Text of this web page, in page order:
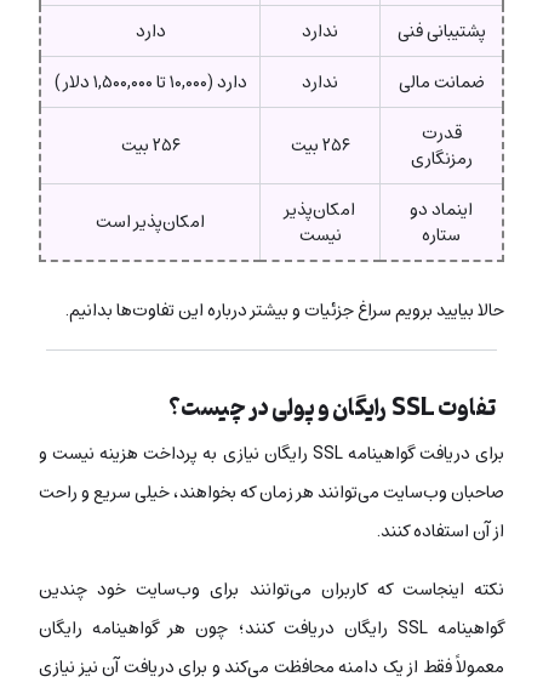
پشتیبانی فنی
ندارد
دارد
ضمانت مالی
ندارد
دارد (۱۰,۰۰۰ تا ۱,۵۰۰,۰۰۰ دلار)
قدرت
رمزنگاری ۲۵۶ بیت
۲۵۶ بیت
اینماد دو
ستاره
امکان‌پذیر
نیست امکان‌پذیر است
حالا بیایید برویم سراغ جزئیات و بیشتر درباره این تفاوت‌ها بدانیم.
تفاوت SSL رایگان و پولی در چیست؟
برای دریافت گواهینامه SSL رایگان نیازی به پرداخت هزینه نیست و
صاحبان وب‌سایت می‌توانند هر زمان که بخواهند، خیلی سریع و راحت
از آن استفاده کنند.
نکته اینجاست که کاربران می‌توانند برای وب‌سایت خود چندین
گواهینامه SSL رایگان دریافت کنند؛ چون هر گواهینامه رایگان
معمولاً فقط از یک دامنه محافظت می‌کند و برای دریافت آن نیز نیازی